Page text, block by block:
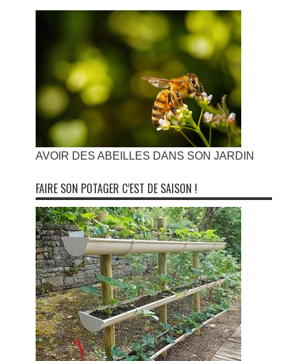
AVOIR DES ABEILLES DANS SON JARDIN
FAIRE SON POTAGER C’EST DE SAISON !